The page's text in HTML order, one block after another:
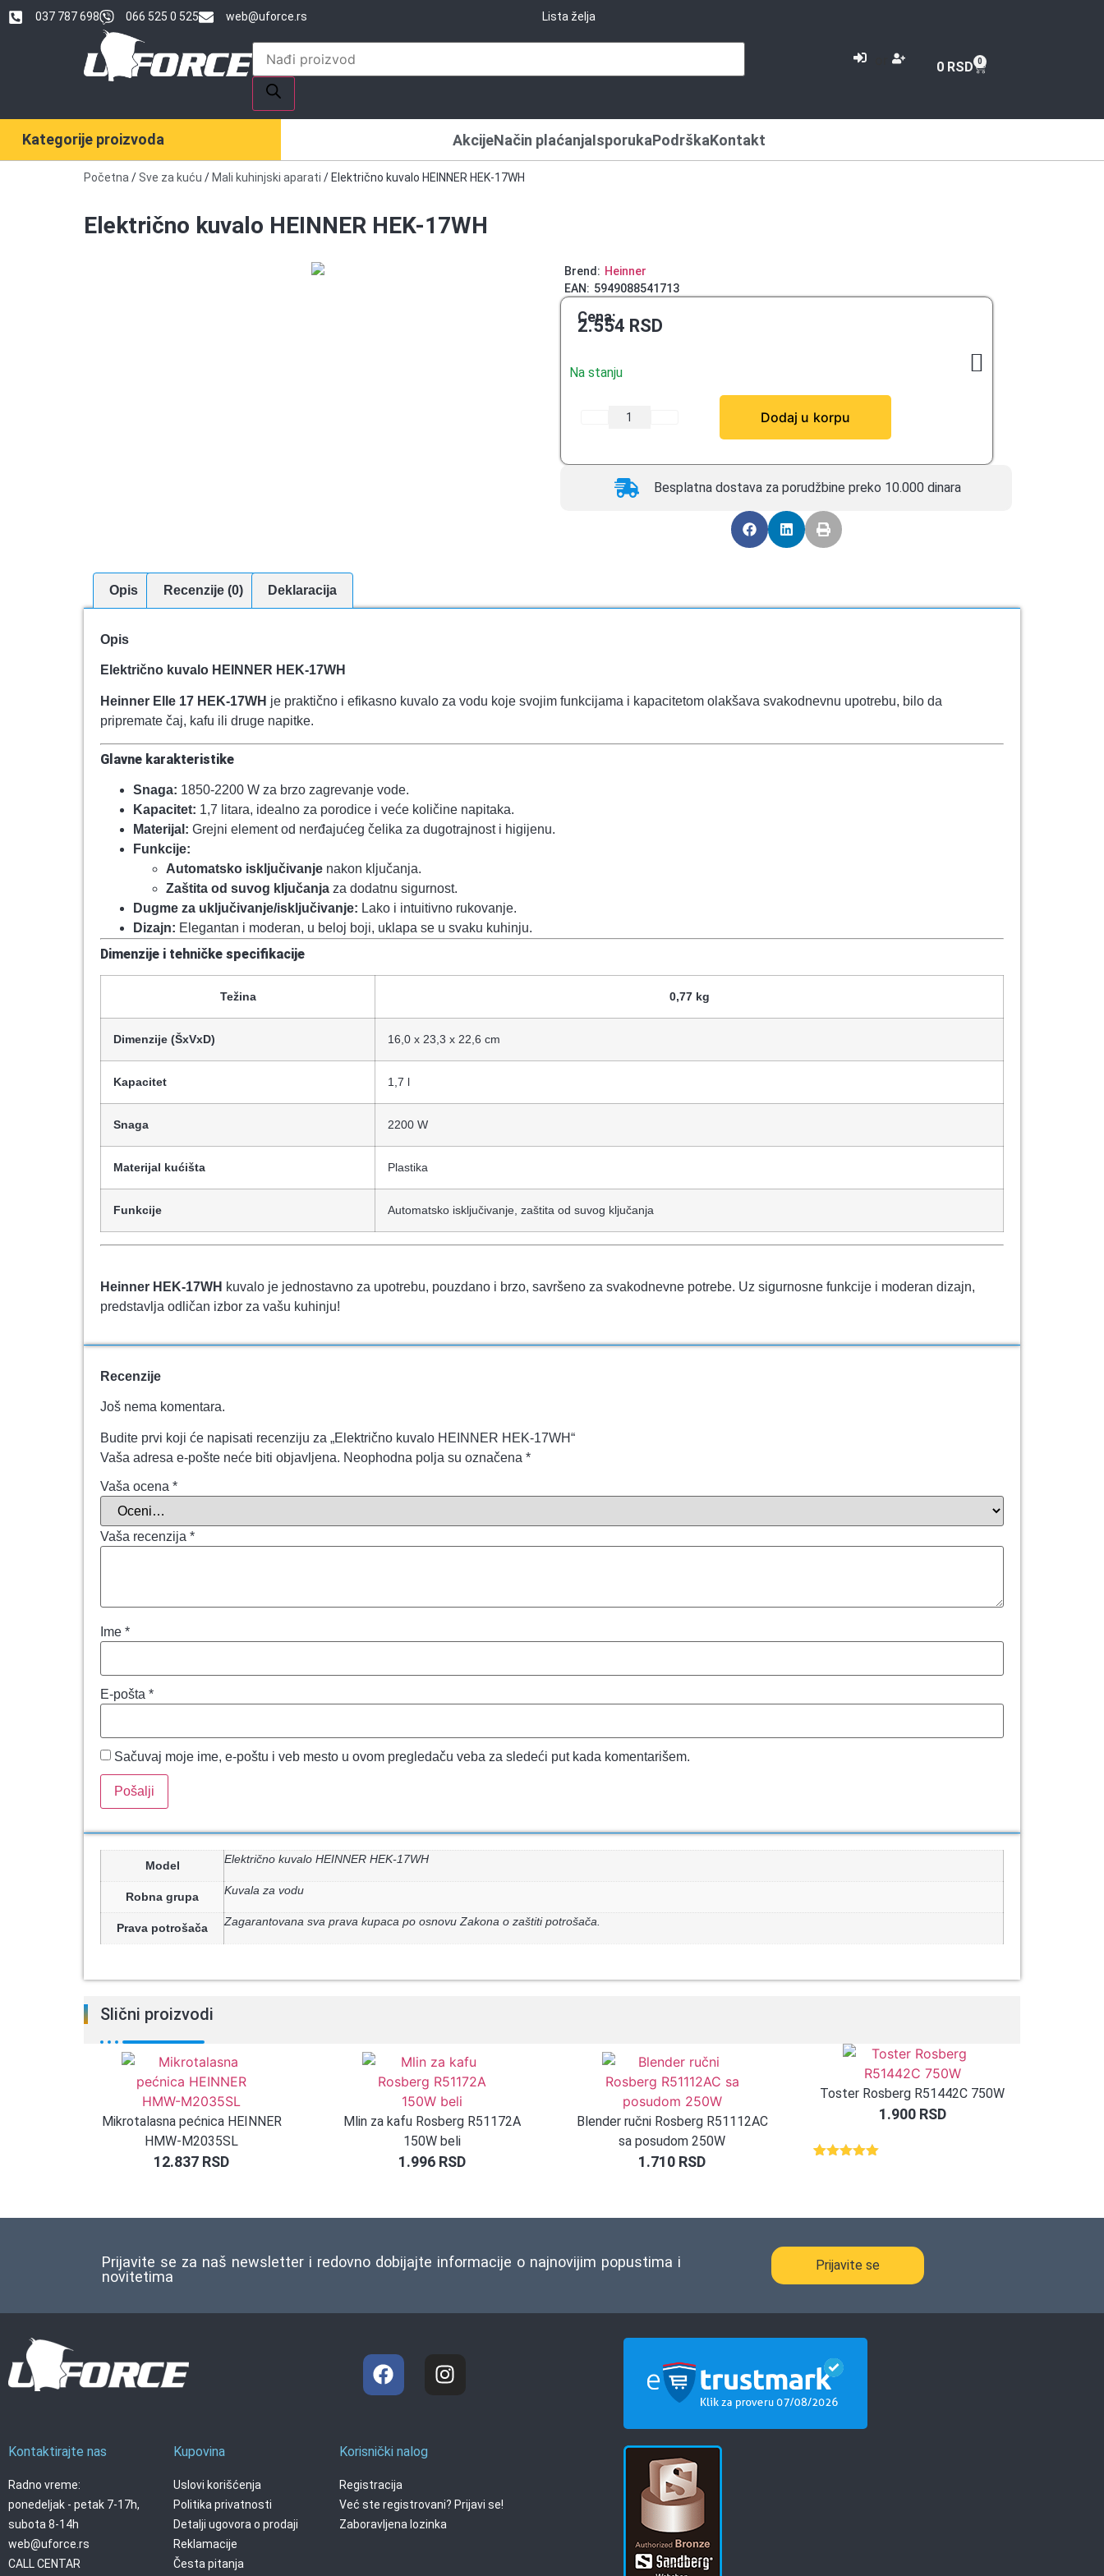
037 787 698 066 525 0 525 web@uforce.rs Lista želja
0 RSD 0
Kategorije proizvoda AkcijeNačin plaćanjaIsporukaPodrškaKontakt
Početna / Sve za kuću / Mali kuhinjski aparati / Električno kuvalo HEINNER HEK-17WH
Električno kuvalo HEINNER HEK-17WH
Brend: Heinner
EAN: 5949088541713
Cena:
2.554 RSD
Na stanju
Dodaj u korpu
Besplatna dostava za porudžbine preko 10.000 dinara
Opis Recenzije (0) Deklaracija
Opis
Električno kuvalo HEINNER HEK-17WH
Heinner Elle 17 HEK-17WH je praktično i efikasno kuvalo za vodu koje svojim funkcijama i kapacitetom olakšava svakodnevnu upotrebu, bilo da
pripremate čaj, kafu ili druge napitke.
Glavne karakteristike
Snaga: 1850-2200 W za brzo zagrevanje vode.
Kapacitet: 1,7 litara, idealno za porodice i veće količine napitaka.
Materijal: Grejni element od nerđajućeg čelika za dugotrajnost i higijenu.
Funkcije:
Automatsko isključivanje nakon ključanja.
Zaštita od suvog ključanja za dodatnu sigurnost.
Dugme za uključivanje/isključivanje: Lako i intuitivno rukovanje.
Dizajn: Elegantan i moderan, u beloj boji, uklapa se u svaku kuhinju.
Dimenzije i tehničke specifikacije
Težina 0,77 kg
Dimenzije (ŠxVxD) 16,0 x 23,3 x 22,6 cm
Kapacitet 1,7 l
Snaga 2200 W
Materijal kućišta Plastika
Funkcije Automatsko isključivanje, zaštita od suvog ključanja
Heinner HEK-17WH kuvalo je jednostavno za upotrebu, pouzdano i brzo, savršeno za svakodnevne potrebe. Uz sigurnosne funkcije i moderan dizajn,
predstavlja odličan izbor za vašu kuhinju!
Recenzije
Još nema komentara.
Budite prvi koji će napisati recenziju za „Električno kuvalo HEINNER HEK-17WH“
Vaša adresa e-pošte neće biti objavljena. Neophodna polja su označena *
Vaša ocena *
Vaša recenzija *
Ime *
E-pošta *
Sačuvaj moje ime, e-poštu i veb mesto u ovom pregledaču veba za sledeći put kada komentarišem.
Model Električno kuvalo HEINNER HEK-17WH
Robna grupa Kuvala za vodu
Prava potrošača Zagarantovana sva prava kupaca po osnovu Zakona o zaštiti potrošača.
Slični proizvodi
Mikrotalasna pećnica HEINNER
HMW-M2035SL
12.837 RSD
Mlin za kafu Rosberg R51172A
150W beli
1.996 RSD
Blender ručni Rosberg R51112AC
sa posudom 250W
1.710 RSD
Toster Rosberg R51442C 750W
1.900 RSD
kupca
Prijavite se za naš newsletter i redovno dobijajte informacije o najnovijim popustima i
novitetima
Prijavite se
Kontaktirajte nas
Radno vreme:
ponedeljak - petak 7-17h,
subota 8-14h
web@uforce.rs
CALL CENTAR
Kupovina
Uslovi korišćenja
Politika privatnosti
Detalji ugovora o prodaji
Reklamacije
Česta pitanja
Korisnički nalog
Registracija
Već ste registrovani? Prijavi se!
Zaboravljena lozinka